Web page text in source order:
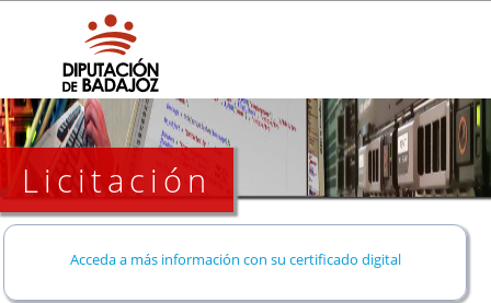
Licitación
Acceda a más información con su certificado digital